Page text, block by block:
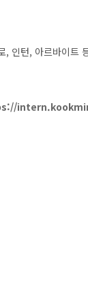
, 인턴, 아르바이트